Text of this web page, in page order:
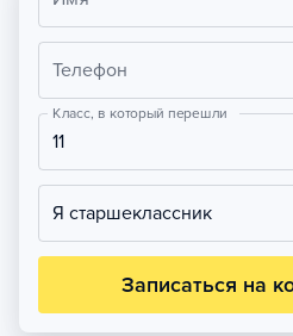
Телефон
Класс, в который перешли
11
Я старшеклассник
Записаться на